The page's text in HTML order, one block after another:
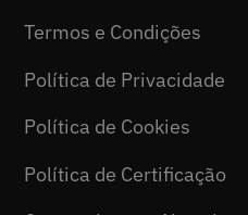
Termos e Condições
Política de Privacidade
Política de Cookies
Política de Certificação